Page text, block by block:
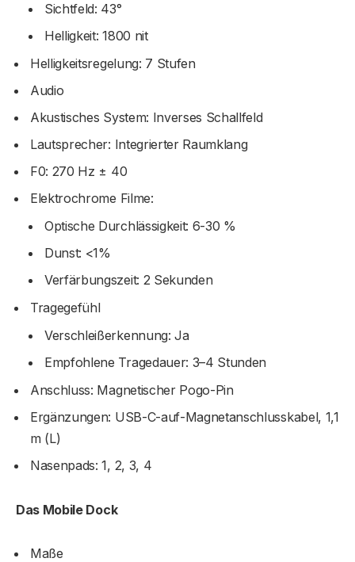
Sichtfeld: 43°
Helligkeit: 1800 nit
Helligkeitsregelung: 7 Stufen
Audio
Akustisches System: Inverses Schallfeld
Lautsprecher: Integrierter Raumklang
F0: 270 Hz ± 40
Elektrochrome Filme:
Optische Durchlässigkeit: 6-30 %
Dunst: <1%
Verfärbungszeit: 2 Sekunden
Tragegefühl
Verschleißerkennung: Ja
Empfohlene Tragedauer: 3–4 Stunden
Anschluss: Magnetischer Pogo-Pin
Ergänzungen: USB-C-auf-Magnetanschlusskabel, 1,1
m (L)
Nasenpads: 1, 2, 3, 4
Das Mobile Dock
Maße